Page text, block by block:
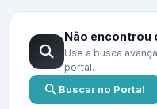
Não encontrou
Use a busca
portal.
Buscar no Portal